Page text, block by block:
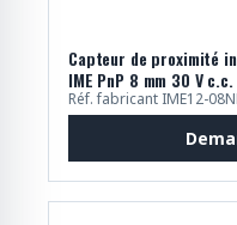
Capteur de proximité
IME PnP 8 mm 30 V
Réf. fabricant IME12-